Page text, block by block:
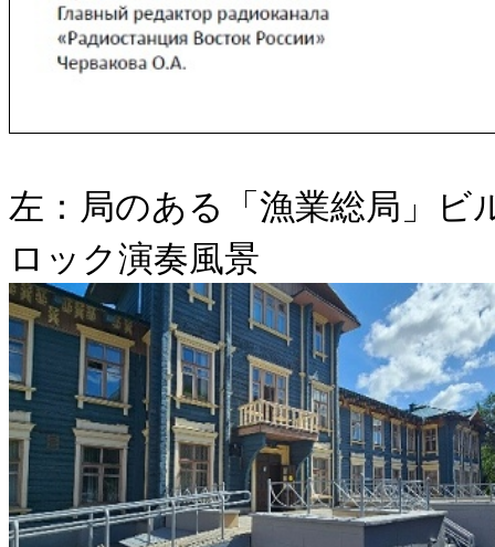
左：局のある「漁業総局」
ロック演奏風景